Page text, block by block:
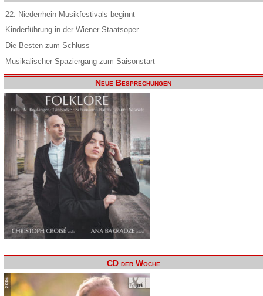
22. Niederrhein Musikfestivals beginnt
Kinderführung in der Wiener Staatsoper
Die Besten zum Schluss
Musikalischer Spaziergang zum Saisonstart
Neue Besprechungen
CD der Woche